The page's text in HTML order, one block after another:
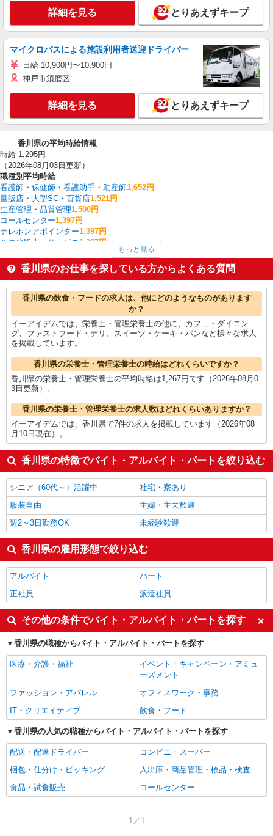
詳細を見る とりあえずキープ
マイクロバスによる施設利用者送迎ドライバー
日給 10,900円〜10,900円
神戸市須磨区
詳細を見る とりあえずキープ
香川県の平均時給情報
時給 1,295円
（2026年08月03日更新）
職種別平均時給
看護師・保健師・看護助手・助産師1,652円
量販店・大型SC・百貨店1,521円
生産管理・品質管理1,500円
コールセンター1,397円
テレホンアポインター1,397円
その他販売・サービス 1,387円
その他介護・福祉1,352円
作業療法士・理学療法士・言語聴覚士・視能訓練士1,347円
介護職・ヘルパー1,341円
香川県の他の職種の平均時給を見る
もっと見る
香川県のお仕事を探している方からよくある質問
香川県の飲食・フードの求人は、他にどのようなものがあります
か？
イーアイデムでは、栄養士・管理栄養士の他に、カフェ・ダイニン
グ、ファストフード・デリ、スイーツ・ケーキ・パンなど様々な求人
を掲載しています。
香川県の栄養士・管理栄養士の時給はどれくらいですか？
香川県の栄養士・管理栄養士の平均時給は1,267円です（2026年08月0
3日更新）。
香川県の栄養士・管理栄養士の求人数はどれくらいありますか？
イーアイデムでは、香川県で7件の求人を掲載しています（2026年08
月10日現在）。
香川県の特徴でバイト・アルバイト・パートを絞り込む
シニア（60代～）活躍中
社宅・寮あり
服装自由
主婦・主夫歓迎
週2～3日勤務OK
未経験歓迎
香川県の雇用形態で絞り込む
アルバイト
パート
正社員
派遣社員
その他の条件でバイト・アルバイト・パートを探す
香川県の職種からバイト・アルバイト・パートを探す
医療・介護・福祉
イベント・キャンペーン・アミュ
ーズメント
ファッション・アパレル
オフィスワーク・事務
IT・クリエイティブ
飲食・フード
香川県の人気の職種からバイト・アルバイト・パートを探す
配送・配達ドライバー
コンビニ・スーパー
梱包・仕分け・ピッキング
入出庫・商品管理・検品・検査
食品・試食販売
コールセンター
1／1